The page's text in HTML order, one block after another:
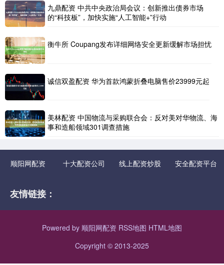
九鼎配资 中共中央政治局会议：创新推出债券市场
的“科技板”，加快实施“人工智能+”行动
衡牛所 Coupang发布详细网络安全更新缓解市场担忧
诚信双盈配资 华为首款鸿蒙折叠电脑售价23999元起
美林配资 中国物流与采购联合会：反对美对华物流、海
事和造船领域301调查措施
顺阳网配资 十大配资公司 线上配资炒股 安全配资平台
友情链接：
Powered by 顺阳网配资 RSS地图 HTML地图
Copyright © 2013-2025